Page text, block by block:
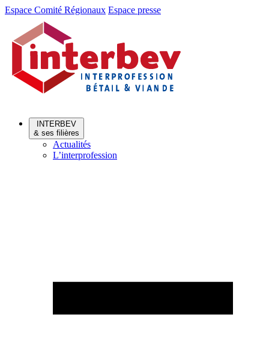
Aller
Aller
contenu
Espace Comité Régionaux Espace presse
INTERBEV
& ses filières
Actualités
L’interprofession